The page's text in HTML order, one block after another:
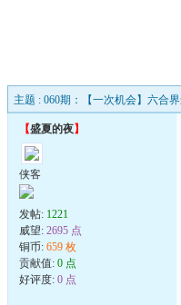
主题 : 060期：【一次机会】六合
【盛夏的夜】
侠客
发帖: 1221
威望: 2695 点
铜币: 659 枚
贡献值: 0 点
好评度: 0 点